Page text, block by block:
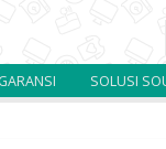
SOLUSI SOUVENIR